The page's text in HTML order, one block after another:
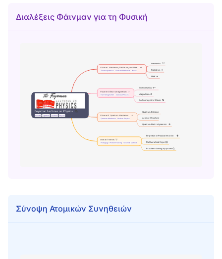
Διαλέξεις Φάινμαν για τη Φυσική
Σύνοψη Ατομικών Συνηθειών